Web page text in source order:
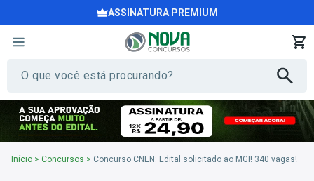
ASSINATURA PREMIUM
Início > Concursos > Concurso CNEN: Edital solicitado ao MGI! 340 vagas!